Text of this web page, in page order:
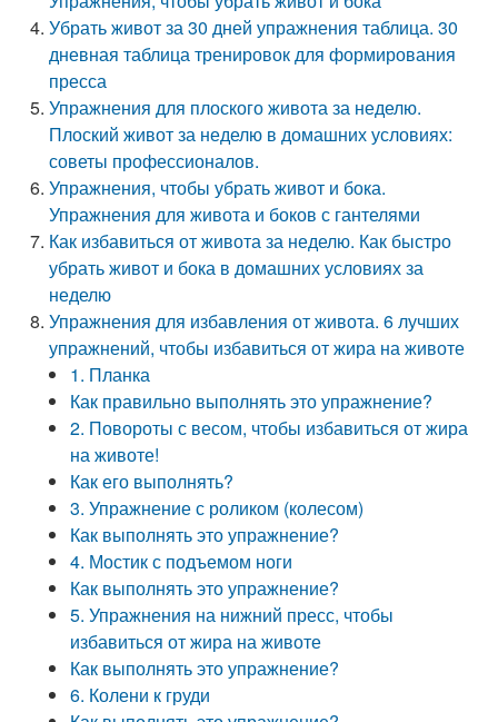
Убрать живот за 30 дней упражнения таблица. 30
дневная таблица тренировок для формирования
пресса
Упражнения для плоского живота за неделю.
Плоский живот за неделю в домашних условиях:
советы профессионалов.
Упражнения, чтобы убрать живот и бока.
Упражнения для живота и боков с гантелями
Как избавиться от живота за неделю. Как быстро
убрать живот и бока в домашних условиях за
неделю
Упражнения для избавления от живота. 6 лучших
упражнений, чтобы избавиться от жира на животе
1. Планка
Как правильно выполнять это упражнение?
2. Повороты с весом, чтобы избавиться от жира
на животе!
Как его выполнять?
3. Упражнение с роликом (колесом)
Как выполнять это упражнение?
4. Мостик с подъемом ноги
Как выполнять это упражнение?
5. Упражнения на нижний пресс, чтобы
избавиться от жира на животе
Как выполнять это упражнение?
6. Колени к груди